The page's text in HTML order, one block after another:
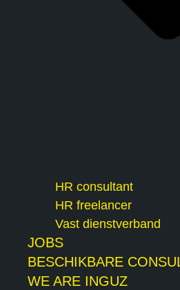
HR consultant
HR freelancer
Vast dienstverband
JOBS
BESCHIKBARE
WE ARE INGUZ